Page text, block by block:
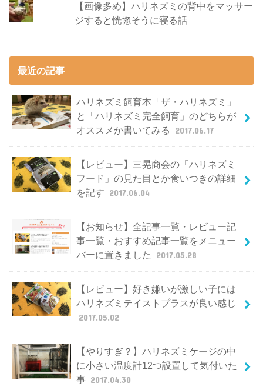
【画像多め】ハリネズミの背中をマッサー
ジすると恍惚そうに寝る話
最近の記事
ハリネズミ飼育本「ザ・ハリネズミ」
と「ハリネズミ完全飼育」のどちらが
オススメか書いてみる
2017.06.17
【レビュー】三晃商会の「ハリネズミ
フード」の見た目とか食いつきの詳細
を記す 2017.06.04
【お知らせ】全記事一覧・レビュー記
事一覧・おすすめ記事一覧をメニュー
バーに置きました
2017.05.28
【レビュー】好き嫌いが激しい子には
ハリネズミテイストプラスが良い感じ
2017.05.02
【やりすぎ？】ハリネズミケージの中
に小さい温度計12つ設置して気付いた
事 2017.04.30